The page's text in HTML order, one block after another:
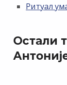
Ритуал
Остали